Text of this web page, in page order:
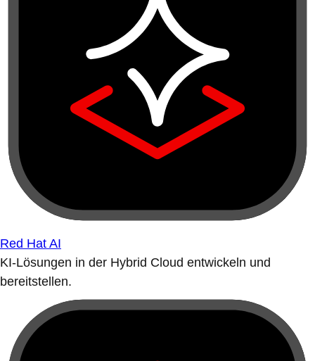
Red Hat AI
KI-Lösungen in der Hybrid Cloud entwickeln und
bereitstellen.